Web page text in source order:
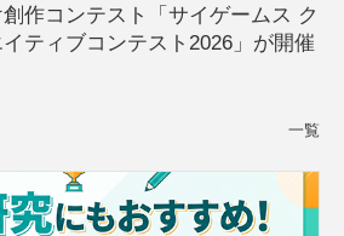
作コンテスト「サイゲームス ク
イティブコンテスト2026」が開催
一覧